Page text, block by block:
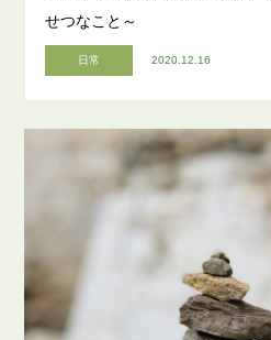
せつなこと～
日常 2020.12.16